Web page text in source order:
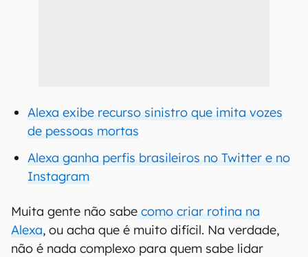
Alexa exibe recurso sinistro que imita vozes
de pessoas mortas
Alexa ganha perfis brasileiros no Twitter e no
Instagram
Muita gente não sabe como criar rotina na
Alexa, ou acha que é muito difícil. Na verdade,
não é nada complexo para quem sabe lidar